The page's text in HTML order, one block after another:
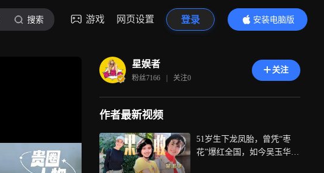
搜索 游戏 网页设置 登录
安装电脑版
内容更精彩
星娱者
粉丝7166 | 关注0
关注
作者最新视频
51岁生下龙凤胎，曾凭“枣
花”爆红全国，如今吴玉华和